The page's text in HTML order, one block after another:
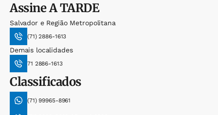
AssineA TARDE
Salvador e Região Metropolitana
(71) 2886-1613
Demais localidades
71 2886-1613
Classificados
(71) 99965-8961